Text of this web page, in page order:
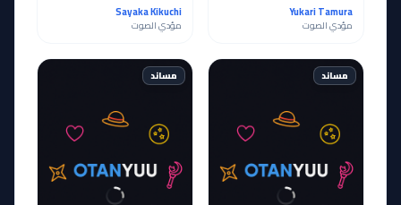
Yukari Tamura
مؤدي الصوت
Sayaka Kikuchi
مؤدي الصوت
مساند مساند